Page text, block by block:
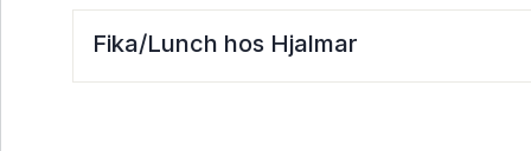
Fika/Lunch hos Hjalmar